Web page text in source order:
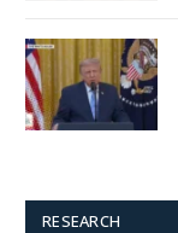
RESEARCH